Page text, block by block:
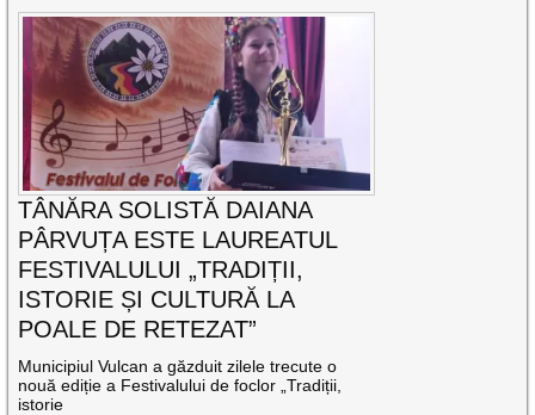
TÂNĂRA SOLISTĂ DAIANA
PÂRVUȚA ESTE LAUREATUL
FESTIVALULUI „TRADIȚII,
ISTORIE ȘI CULTURĂ LA
POALE DE RETEZAT”
Municipiul Vulcan a găzduit zilele trecute o
nouă ediție a Festivalului de foclor „Tradiții,
istorie